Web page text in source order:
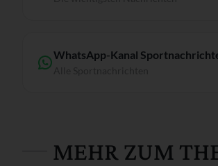
WhatsApp-Kanal
MEHR ZUM